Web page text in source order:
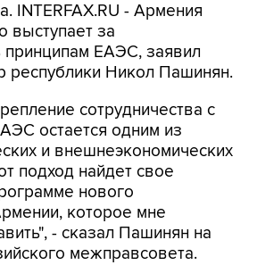
INTERFAX.RU - Армения
выступает за
принципам ЕАЭС, заявил
республики Никол Пашинян.
сотрудничества с
остается одним из
и внешнеэкономических
подход найдет свое
нового
которое мне
- сказал Пашинян на
межправсовета.